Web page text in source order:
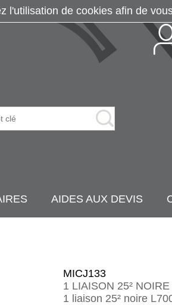
AIDES AUX DEVIS
MICJ133
1 LIAISON 25²
1 liaison 25² noire
l'utilisation de cookies afin de